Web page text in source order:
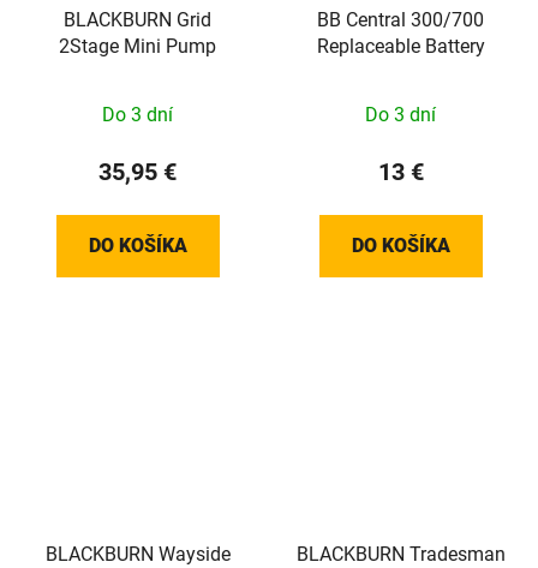
BLACKBURN Grid
2Stage Mini Pump
Do 3 dní
35,95 €
DO KOŠÍKA
BB Central 300/700
Replaceable Battery
Do 3 dní
13 €
DO KOŠÍKA
BLACKBURN Wayside
BLACKBURN Tradesman